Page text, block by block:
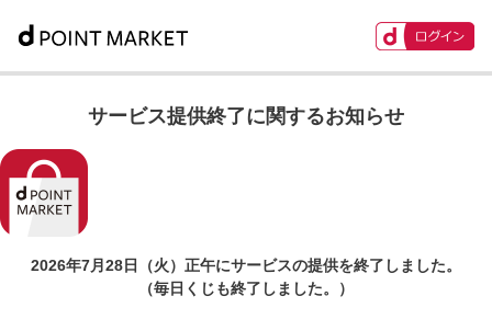
サービス提供終了に関するお知らせ
2026年7月28日（火）正午にサービスの提供を終了しました。
（毎日くじも終了しました。）